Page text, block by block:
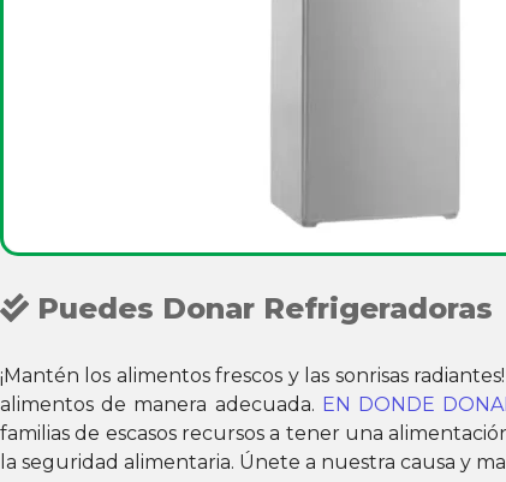
Puedes Donar Refrigeradoras
¡Mantén los alimentos frescos y las sonrisas
alimentos de manera adecuada. EN DONDE
familias de escasos recursos a tener una
la seguridad alimentaria. Únete a nuestra causa y